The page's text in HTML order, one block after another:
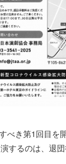
べき第1回目を
するのは、退